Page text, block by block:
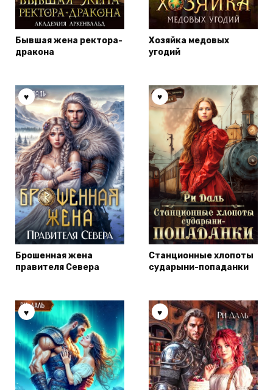
Бывшая жена ректора-
дракона
Хозяйка медовых
угодий
Брошенная жена
правителя Севера
Станционные хлопоты
сударыни-попаданки